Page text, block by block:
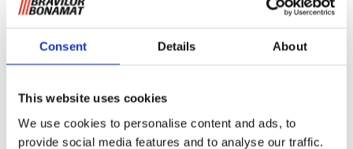
Consent Details About
This website uses cookies
We use cookies to personalise content and ads, to
provide social media features and to analyse our traffic.
Vous souhaitez raccorder nos machines
Bolero à
Ou vous souhaitez éditer des données (télémétrie) ? Il vous
faut alors un Kit de service MDB raccordé à votre Bolero.
Le Kit de service MDB garantit la communication de
que le système de paiement doit être compatible avec le